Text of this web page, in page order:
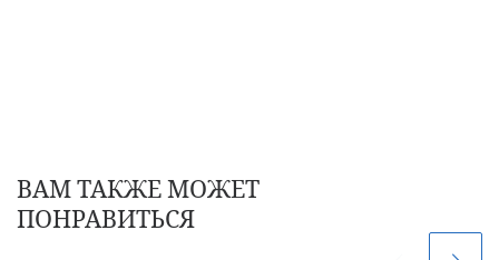
ВАМ ТАКЖЕ МОЖЕТ
ПОНРАВИТЬСЯ